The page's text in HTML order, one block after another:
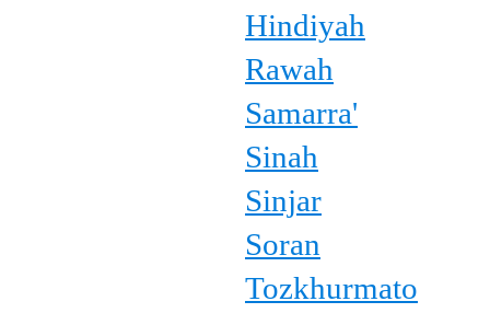
Hindiyah
Rawah
Samarra'
Sinah
Sinjar
Soran
Tozkhurmato